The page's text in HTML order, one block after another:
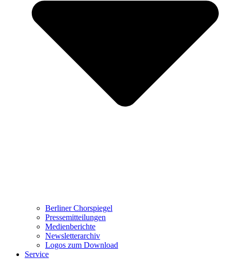
Berliner Chorspiegel
Pressemitteilungen
Medienberichte
Newsletterarchiv
Logos zum Download
Service